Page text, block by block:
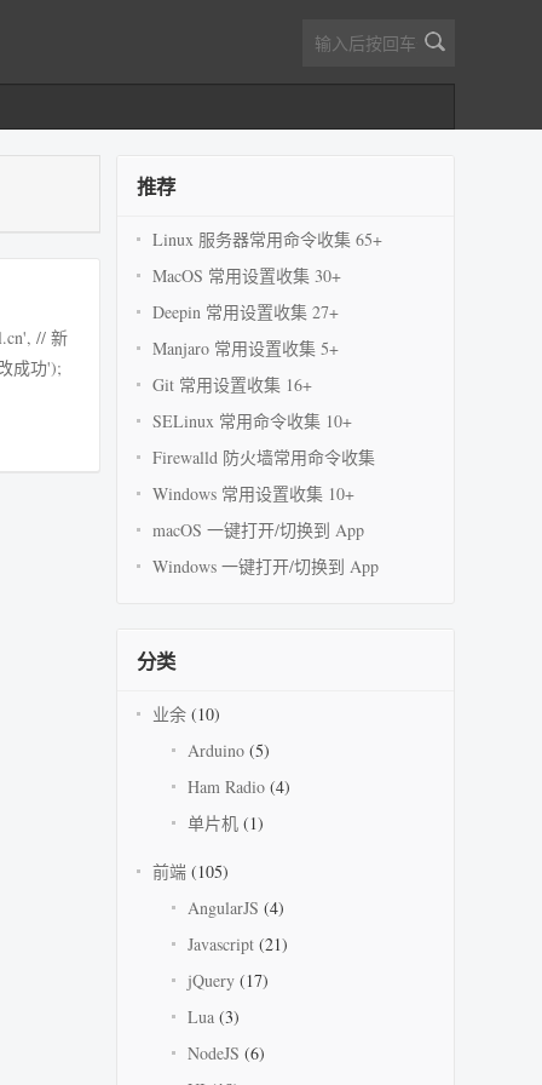
推荐
Linux 服务器常用命令收集 65+
MacOS 常用设置收集 30+
Deepin 常用设置收集 27+
Manjaro 常用设置收集 5+
Git 常用设置收集 16+
SELinux 常用命令收集 10+
Firewalld 防火墙常用命令收集
Windows 常用设置收集 10+
macOS 一键打开/切换到 App
Windows 一键打开/切换到 App
分类
业余 (10)
Arduino (5)
Ham Radio (4)
单片机 (1)
前端 (105)
AngularJS (4)
Javascript (21)
jQuery (17)
Lua (3)
NodeJS (6)